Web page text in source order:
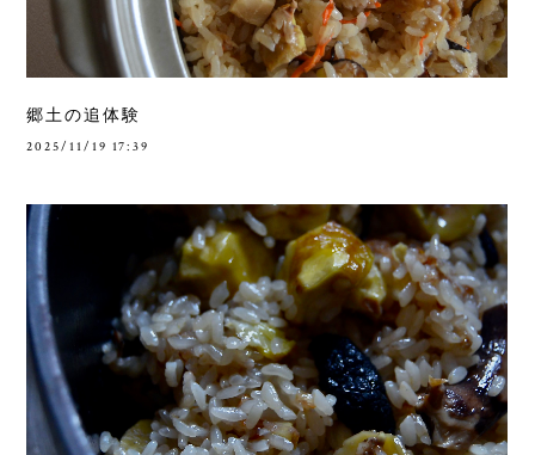
郷土の追体験
2025/11/19 17:39